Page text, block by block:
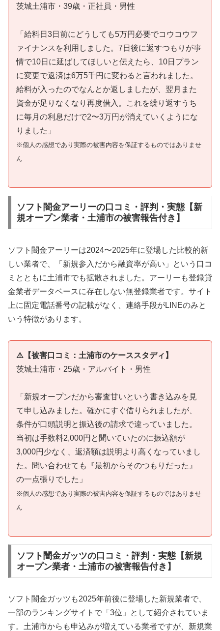
茨城土浦市・39歳・正社員・男性
「給料日3日前にどうしても5万円必要でコウコウフ
ァイナンスを利用しました。7日後に返すつもりが事
情で10日に延ばしてほしいと伝えたら、10日プラン
に変更で返済は6万5千円に変わると言われました。
給料が入ったのでなんとか返しましたが、翌月また
資金が足りなくなり再度借入。これを繰り返すうち
に毎月の利息だけで2〜3万円が消えていくようにな
りました」
※個人の感想であり実際の被害内容を保証するものではありませ
ん
ソフト闇金アーリーの口コミ・評判・実態【新
規オープン業者・土浦市の被害報告付き】
ソフト闇金アーリーは2024〜2025年に登場した比較的新
しい業者で、「新規参入だから融資率が高い」という口コ
ミとともに土浦市でも拡散されました。アーリーも登録貸
金業者データベースに存在しない無登録業者です。サイト
上に固定電話番号の記載がなく、連絡手段がLINEのみと
いう特徴があります。
⚠️【被害口コミ：土浦市のケーススタディ】
茨城土浦市・25歳・アルバイト・男性
「新規オープンだから審査甘いという書き込みを見
て申し込みました。確かにすぐ借りられましたが、
条件が口頭説明と振込後の請求で違っていました。
当初は手数料2,000円と聞いていたのに振込額が
3,000円少なく、返済額は説明より高くなっていまし
た。問い合わせても『最初からそのつもりだった』
の一点張りでした」
※個人の感想であり実際の被害内容を保証するものではありませ
ん
ソフト闇金ガッツの口コミ・評判・実態【新規
オープン業者・土浦市の被害報告付き】
ソフト闇金ガッツも2025年前後に登場した新規業者で、
一部のランキングサイトで「3位」として紹介されていま
す。土浦市からも申込みが増えている業者ですが、新規業